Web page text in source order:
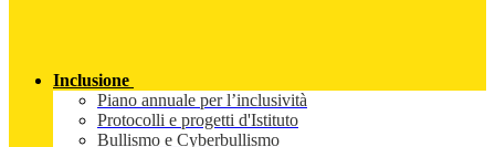
Inclusione
Piano annuale per l’inclusività
Protocolli e progetti d'Istituto
Bullismo e Cyberbullismo